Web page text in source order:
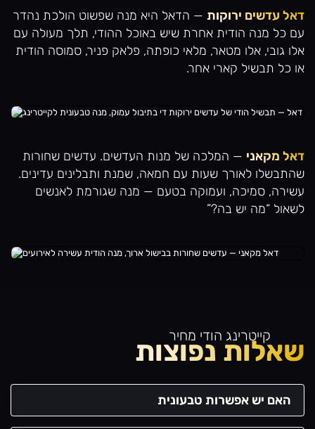
דאל עדשים ירוקות — הדאל היא מנה שפשוט הולכת נהדר
עם כל מנה הודית אחרת שיש באוכל ההודי, תלך מעולה עם
אלו גובי, אלו מטאר, מלאי כופתה, פלאק פניר, סמוסה הודית
או כל תבשיל קארי אחר.
דאל מקאני — המלכה של מנות העדשים. עדשים שחורות
שהתבשלו לאורך שעות עם חמאה, שמנת ותבלינים עדינים.
עשירה, סמיכה, ועמוקה בטעם — מנה שגורמת לאנשים
לשאול “מה יש בה?”
קייטרינג הודי מחיר
שאלות נפוצות
האם יש אפשרות טבעונית